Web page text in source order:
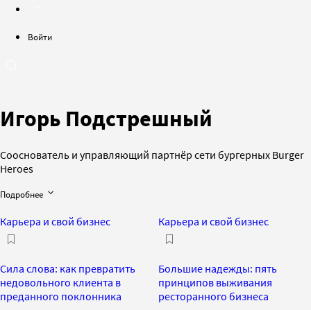
Войти
Игорь Подстрешный
Сооснователь и управляющий партнёр сети бургерных Burger
Heroes
Подробнее
Карьера и свой бизнес
Сила слова: как превратить
недовольного клиента в
преданного поклонника
Карьера и свой бизнес
Большие надежды: пять
принципов выживания
ресторанного бизнеса